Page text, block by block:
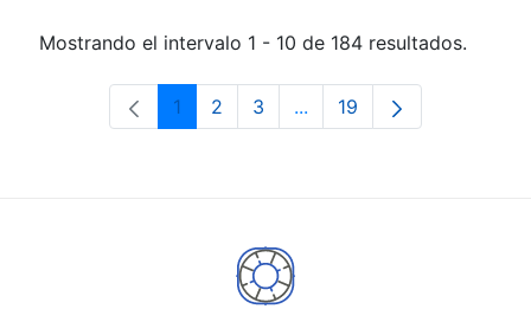
Mostrando el intervalo 1 - 10 de 184 resultados.
Página
1 Página
2 Página
3 ...Páginas intermedias Use
Página
19